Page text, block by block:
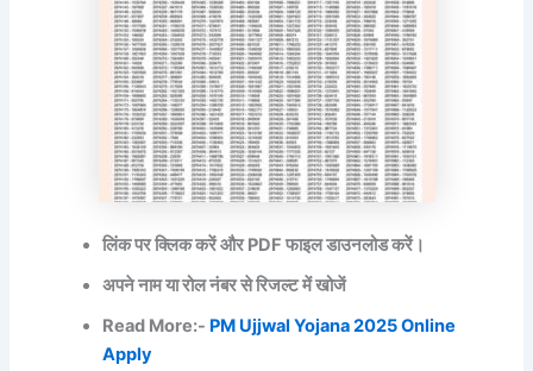
लिंक पर क्लिक करें और PDF फाइल डाउनलोड करें।
अपने नाम या रोल नंबर से रिजल्ट में खोजें
Read More:- PM Ujjwal Yojana 2025 Online
Apply